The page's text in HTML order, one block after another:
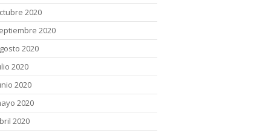
2020
2020
2020
2020
2020
2020
2020